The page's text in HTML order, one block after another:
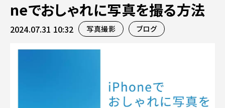
事業内容
AI導入支援
システム開発
CONTENT
neでおしゃれに写真を撮る方法
2024.07.31 10:32 写真撮影 ブログ